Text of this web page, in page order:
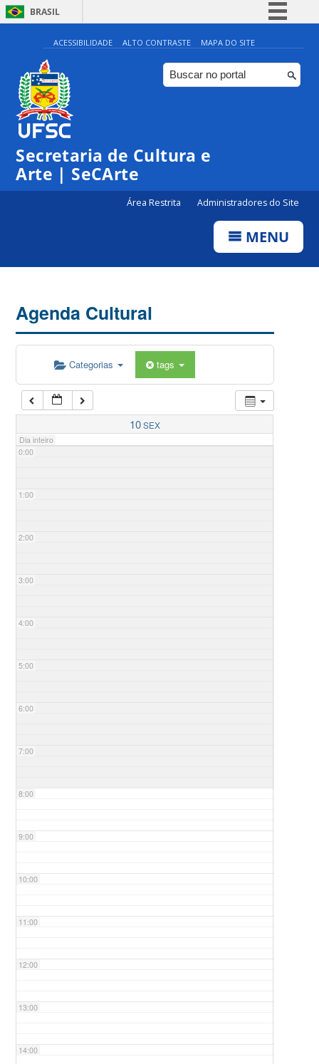
BRASIL
Simplifique!
Comunica BR
Participe
ACESSIBILIDADE ALTO CONTRASTE MAPA DO SITE
Secretaria de Cultura e
Arte | SeCArte
Área Restrita Administradores do Site
MENU
Agenda Cultural
Categorias tags
10SEX
Dia inteiro
0:00
1:00
2:00
3:00
4:00
5:00
6:00
7:00
8:00
9:00
10:00
11:00
12:00
13:00
14:00